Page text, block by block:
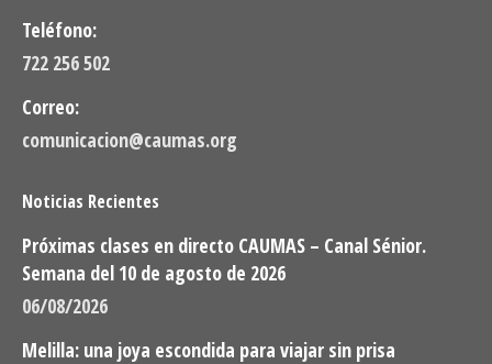
Teléfono:
722 256 502
Correo:
comunicacion@caumas.org
Noticias Recientes
Próximas clases en directo CAUMAS – Canal Sénior.
Semana del 10 de agosto de 2026
06/08/2026
Melilla: una joya escondida para viajar sin prisa